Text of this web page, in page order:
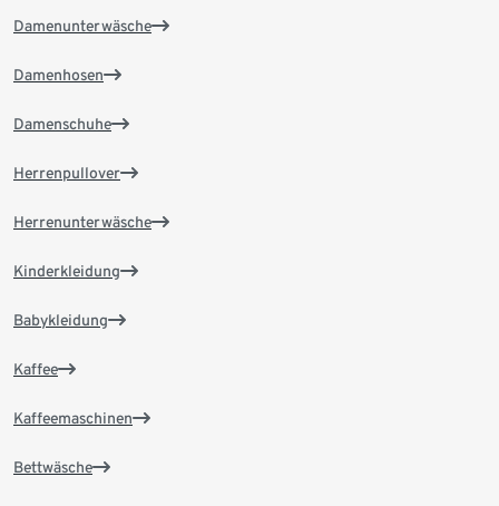
Damenunterwäsche
Damenhosen
Damenschuhe
Herrenpullover
Herrenunterwäsche
Kinderkleidung
Babykleidung
Kaffee
Kaffeemaschinen
Bettwäsche